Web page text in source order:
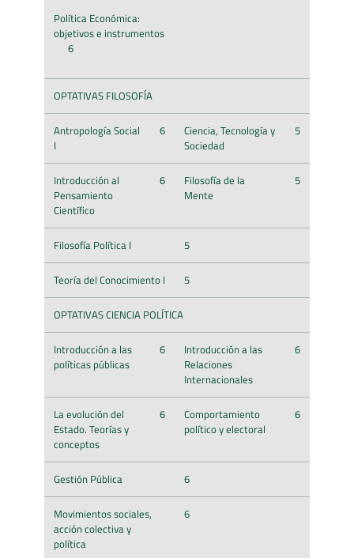
Política Económica:
objetivos e instrumentos
6
OPTATIVAS FILOSOFÍA
Antropología Social
I
6
Ciencia, Tecnología y
Sociedad
5
Introducción al
Pensamiento
Científico
6
Filosofía de la
Mente
5
Filosofía Política I 5
Teoría del Conocimiento I 5
OPTATIVAS CIENCIA POLÍTICA
Introducción a las
políticas públicas
6
Introducción a las
Relaciones
Internacionales
6
La evolución del
Estado. Teorías y
conceptos
6
Comportamiento
político y electoral
6
Gestión Pública 6
Movimientos sociales,
acción colectiva y
política
6